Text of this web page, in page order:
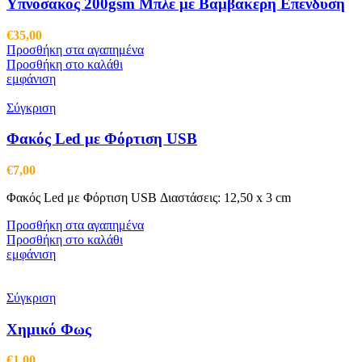
Υπνόσακος 200gsm Μπλε με Βαμβακερή Επένδυση
€35,00
Προσθήκη στα αγαπημένα
Προσθήκη στο καλάθι
εμφάνιση
Σύγκριση
Φακός Led με Φόρτιση USB
€7,00
Φακός Led με Φόρτιση USB Διαστάσεις: 12,50 x 3 cm
Προσθήκη στα αγαπημένα
Προσθήκη στο καλάθι
εμφάνιση
Σύγκριση
Χημικό Φως